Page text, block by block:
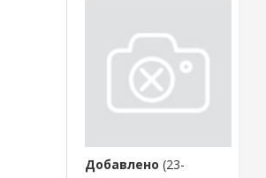
Добавлено (23-